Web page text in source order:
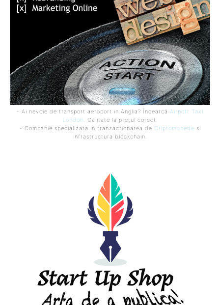
- Ai nevoie de transport aeroport in Anglia? Încearcă Airport Taxi
London . Calitate la prețul corect.
- Companie specializata in tranzactionarea de Criptomonede si
infrastructura blockchain.